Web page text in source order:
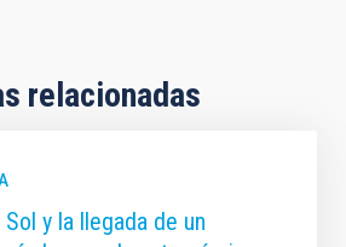
relacionadas
y la llegada de un